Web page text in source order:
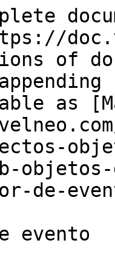
of
as
de-
evento